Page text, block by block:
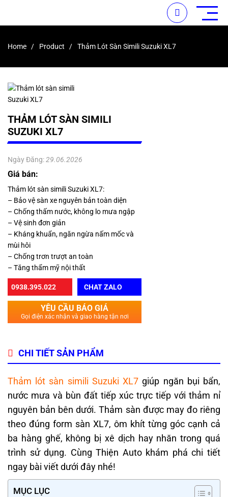
Home Product Thảm Lót Sàn Simili Suzuki XL7
THẢM LÓT SÀN SIMILI
SUZUKI XL7
Ngày Đăng: 29.06.2026
Giá bán:
Thảm lót sàn simili Suzuki XL7:
– Bảo vệ sàn xe nguyên bản toàn diện
– Chống thấm nước, không lo mưa ngập
– Vệ sinh đơn giản
– Kháng khuẩn, ngăn ngừa nấm mốc và
mùi hôi
– Chống trơn trượt an toàn
– Tăng thẩm mỹ nội thất
0938.395.022 CHAT ZALO
YÊU CẦU BÁO GIÁ
Gọi điện xác nhận và giao hàng tận nơi
CHI TIẾT SẢN PHẨM
Thảm lót sàn simili Suzuki XL7 giúp ngăn bụi bẩn,
nước mưa và bùn đất tiếp xúc trực tiếp với thảm nỉ
nguyên bản bên dưới. Thảm sàn được may đo riêng
theo đúng form sàn XL7, ôm khít từng góc cạnh cả
ba hàng ghế, không bị xê dịch hay nhăn trong quá
trình sử dụng. Cùng Thiện Auto khám phá chi tiết
ngay bài viết dưới đây nhé!
MỤC LỤC